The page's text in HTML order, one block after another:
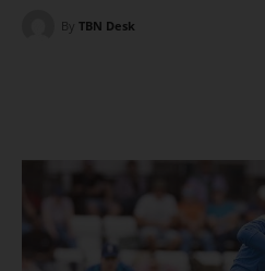
By TBN Desk